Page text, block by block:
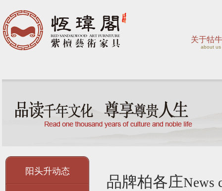
关于牯
about us
阳头升动态
品牌柏各庄News